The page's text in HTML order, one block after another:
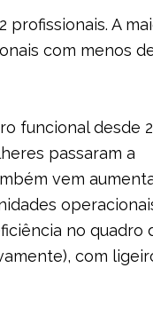
profissionais. A
com menos
funcional desde
passaram a
vem
no quadro
com